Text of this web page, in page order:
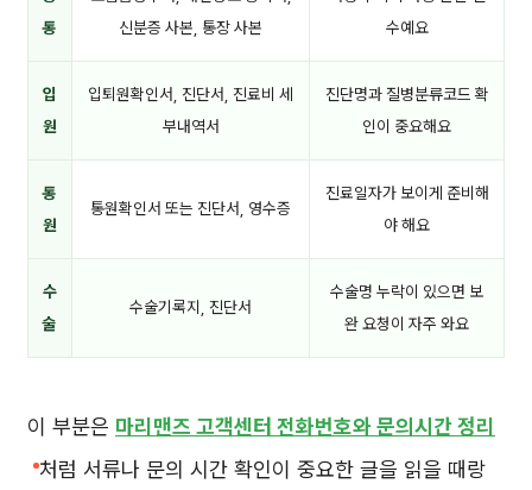
통
신분증 사본, 통장 사본
수예요
입
원
입퇴원확인서, 진단서, 진료비 세
부내역서
진단명과 질병분류코드 확
인이 중요해요
통
원
통원확인서 또는 진단서, 영수증
진료일자가 보이게 준비해
야 해요
수
술
수술기록지, 진단서
수술명 누락이 있으면 보
완 요청이 자주 와요
이 부분은 마리맨즈 고객센터 전화번호와 문의시간 정리
처럼 서류나 문의 시간 확인이 중요한 글을 읽을 때랑